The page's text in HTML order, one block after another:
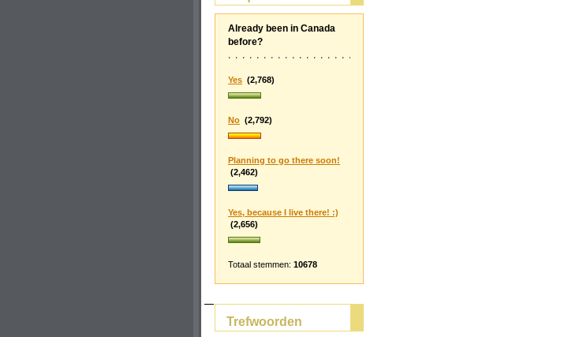
Already been in Canada
before?
Yes (2,768)
No (2,792)
Planning to go there soon!
(2,462)
Yes, because I live there! :)
(2,656)
Totaal stemmen: 10678
Trefwoorden